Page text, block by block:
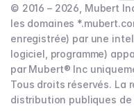
© 2016 – 2026, Mubert
les domaines
enregistrée) par une
logiciel, programme)
par Mubert® Inc
Tous droits réservés. La
distribution publiques